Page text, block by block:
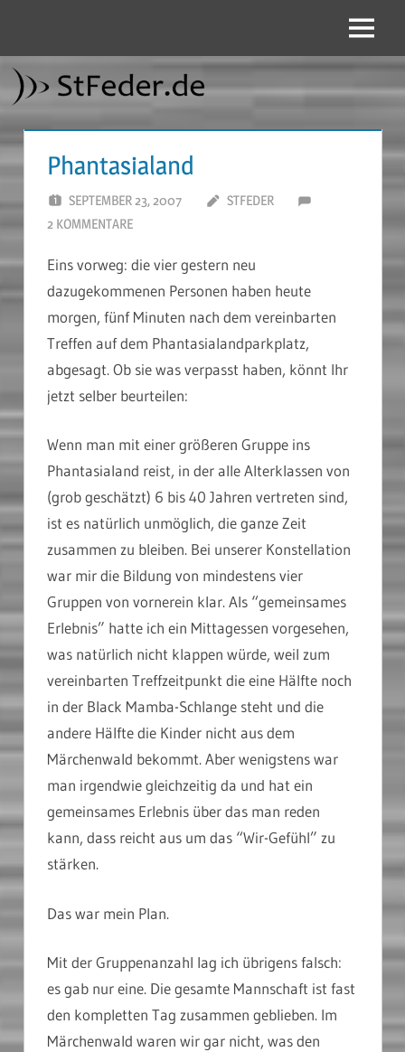
springen
Menü
Phantasialand
SEPTEMBER 23, 2007
STFEDER
2 KOMMENTARE
Eins vorweg: die vier gestern neu
dazugekommenen Personen haben heute
morgen, fünf Minuten nach dem vereinbarten
Treffen auf dem Phantasialandparkplatz,
abgesagt. Ob sie was verpasst haben, könnt Ihr
jetzt selber beurteilen:
Wenn man mit einer größeren Gruppe ins
Phantasialand reist, in der alle Alterklassen von
(grob geschätzt) 6 bis 40 Jahren vertreten sind,
ist es natürlich unmöglich, die ganze Zeit
zusammen zu bleiben. Bei unserer Konstellation
war mir die Bildung von mindestens vier
Gruppen von vornerein klar. Als “gemeinsames
Erlebnis” hatte ich ein Mittagessen vorgesehen,
was natürlich nicht klappen würde, weil zum
vereinbarten Treffzeitpunkt die eine Hälfte noch
in der Black Mamba-Schlange steht und die
andere Hälfte die Kinder nicht aus dem
Märchenwald bekommt. Aber wenigstens war
man irgendwie gleichzeitig da und hat ein
gemeinsames Erlebnis über das man reden
kann, dass reicht aus um das “Wir-Gefühl” zu
stärken.
Das war mein Plan.
Mit der Gruppenanzahl lag ich übrigens falsch:
es gab nur eine. Die gesamte Mannschaft ist fast
den kompletten Tag zusammen geblieben. Im
Märchenwald waren wir gar nicht, was den